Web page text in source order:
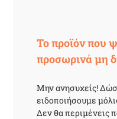
Το προϊόν που
προσωρινά μη
Μην ανησυχείς!
ειδοποιήσουμε
Δεν θα περιμένεις